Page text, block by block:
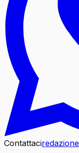
Contattaci